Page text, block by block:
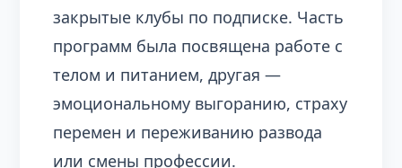
закрытые клубы по подписке. Часть
программ была посвящена работе с
телом и питанием, другая —
эмоциональному выгоранию, страху
перемен и переживанию развода
или смены профессии.